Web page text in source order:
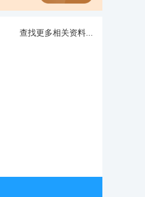
查找更多相关资料...